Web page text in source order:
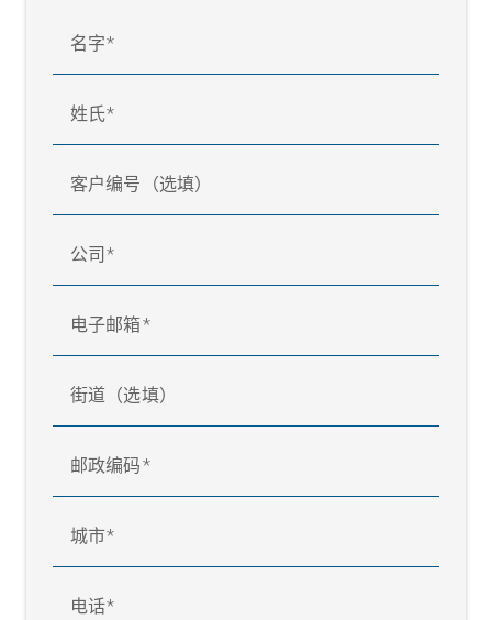
名字
姓氏
客户编号（选填）
公司
电子邮箱
街道（选填）
邮政编码
城市
电话